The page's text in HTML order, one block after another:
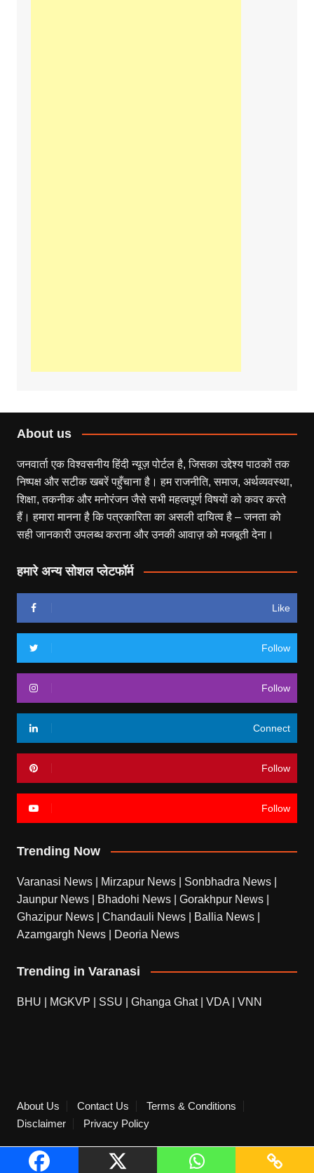
About us
जनवार्ता एक विश्वसनीय हिंदी न्यूज़ पोर्टल है, जिसका उद्देश्य पाठकों तक
निष्पक्ष और सटीक खबरें पहुँचाना है। हम राजनीति, समाज, अर्थव्यवस्था,
शिक्षा, तकनीक और मनोरंजन जैसे सभी महत्वपूर्ण विषयों को कवर करते
हैं। हमारा मानना है कि पत्रकारिता का असली दायित्व है – जनता को
सही जानकारी उपलब्ध कराना और उनकी आवाज़ को मजबूती देना।
हमारे अन्य सोशल प्लेटफॉर्म
Like
Follow
Follow
Connect
Follow
Follow
Trending Now
Varanasi News Mirzapur News Sonbhadra News
Jaunpur News
Bhadohi News Gorakhpur News
Ghazipur News
Chandauli News Ballia News
Azamgargh News
Deoria News
Trending in Varanasi
BHU MGKVP SSU Ghanga Ghat| VDA VNN
About Us Contact Us
Terms & Conditions
Disclaimer
Privacy Policy